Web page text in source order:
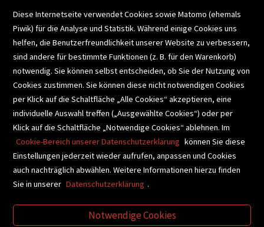
SCHULBUCHSERVICE
BUCHEMPFEHLUNGEN
BIBLIOTHEKSSERVICE
VIDEO-TIPPS
VERTRAG WIDERRUFEN
Diese Internetseite verwendet Cookies sowie Matomo (ehemals
Piwik) für die Analyse und Statistik. Während einige Cookies uns
helfen, die Benutzerfreundlichkeit unserer Website zu verbessern,
sind andere für bestimmte Funktionen (z. B. für den Warenkorb)
notwendig. Sie können selbst entscheiden, ob Sie der Nutzung von
Cookies zustimmen. Sie können diese nicht notwendigen Cookies
per Klick auf die Schaltfläche „Alle Cookies“ akzeptieren, eine
individuelle Auswahl treffen („Ausgewählte Cookies“) oder per
Klick auf die Schaltfläche „Notwendige Cookies“ ablehnen. Im
Cookie-Bereich unserer Datenschutzerklärung können Sie diese
Einstellungen jederzeit wieder aufrufen, anpassen und Cookies
auch nachträglich abwählen. Weitere Informationen hierzu finden
Sie in unserer Datenschutzerklärung .
Notwendige Cookies